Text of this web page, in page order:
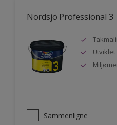
Nordsjö Professional 3
Sammenligne